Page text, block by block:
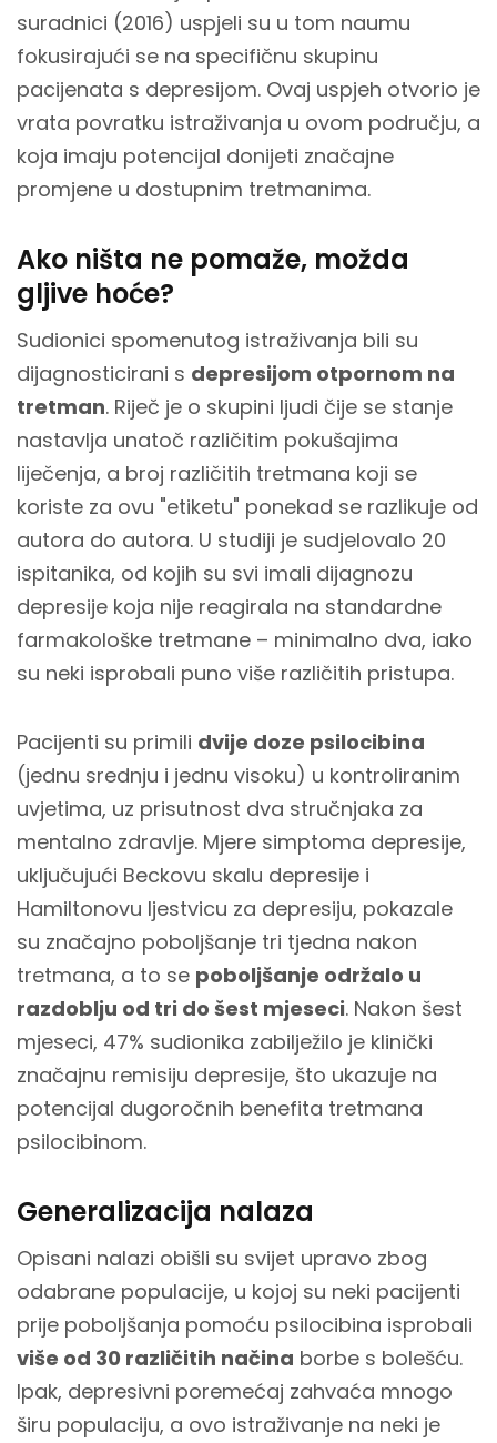
suradnici (2016) uspjeli su u tom naumu
fokusirajući se na specifičnu skupinu
pacijenata s depresijom. Ovaj uspjeh otvorio je
vrata povratku istraživanja u ovom području, a
koja imaju potencijal donijeti značajne
promjene u dostupnim tretmanima.
Ako ništa ne pomaže, možda
gljive hoće?
Sudionici spomenutog istraživanja bili su
dijagnosticirani s depresijom otpornom na
tretman. Riječ je o skupini ljudi čije se stanje
nastavlja unatoč različitim pokušajima
liječenja, a broj različitih tretmana koji se
koriste za ovu "etiketu" ponekad se razlikuje od
autora do autora. U studiji je sudjelovalo 20
ispitanika, od kojih su svi imali dijagnozu
depresije koja nije reagirala na standardne
farmakološke tretmane – minimalno dva, iako
su neki isprobali puno više različitih pristupa.
Pacijenti su primili dvije doze psilocibina
(jednu srednju i jednu visoku) u kontroliranim
uvjetima, uz prisutnost dva stručnjaka za
mentalno zdravlje. Mjere simptoma depresije,
uključujući Beckovu skalu depresije i
Hamiltonovu ljestvicu za depresiju, pokazale
su značajno poboljšanje tri tjedna nakon
tretmana, a to se poboljšanje održalo u
razdoblju od tri do šest mjeseci. Nakon šest
mjeseci, 47% sudionika zabilježilo je klinički
značajnu remisiju depresije, što ukazuje na
potencijal dugoročnih benefita tretmana
psilocibinom.
Generalizacija nalaza
Opisani nalazi obišli su svijet upravo zbog
odabrane populacije, u kojoj su neki pacijenti
prije poboljšanja pomoću psilocibina isprobali
više od 30 različitih načina borbe s bolešću.
Ipak, depresivni poremećaj zahvaća mnogo
širu populaciju, a ovo istraživanje na neki je